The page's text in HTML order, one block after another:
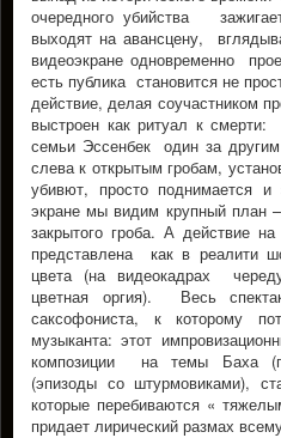
очередного убийства
выходят на авансцену,
видеоэкране одновременно
есть публика становится не
действие, делая соучастником
выстроен как ритуал к
семьи Эссенбек один за
слева к открытым гробам,
убивют, просто поднимается
экране мы видим крупный план
закрытого гроба. А действие
представлена как в реалити
цвета (на видеокадрах
цветная оргия). Весь
саксофониста, к которому
музыканта: этот
композиции на темы Баха
(эпизоды со штурмовиками),
которые перебиваются «
придает лирический размах